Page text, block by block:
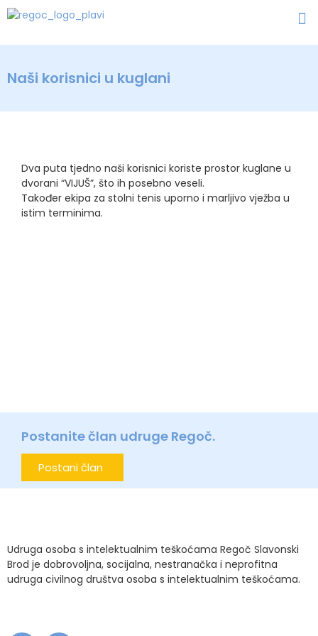
Naši korisnici u kuglani
Dva puta tjedno naši korisnici koriste prostor kuglane u
dvorani “VIJUŠ”, što ih posebno veseli.
Također ekipa za stolni tenis uporno i marljivo vježba u
istim terminima.
Postanite član udruge Regoč.
Postani član
Udruga osoba s intelektualnim teškoćama Regoč Slavonski
Brod je dobrovoljna, socijalna, nestranačka i neprofitna
udruga civilnog društva osoba s intelektualnim teškoćama.